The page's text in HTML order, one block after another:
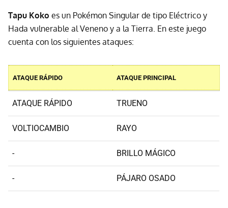
Tapu Koko es un Pokémon Singular de tipo Eléctrico y
Hada vulnerable al Veneno y a la Tierra. En este juego
cuenta con los siguientes ataques:
ATAQUE RÁPIDO ATAQUE PRINCIPAL
ATAQUE RÁPIDO TRUENO
VOLTIOCAMBIO RAYO
- BRILLO MÁGICO
- PÁJARO OSADO